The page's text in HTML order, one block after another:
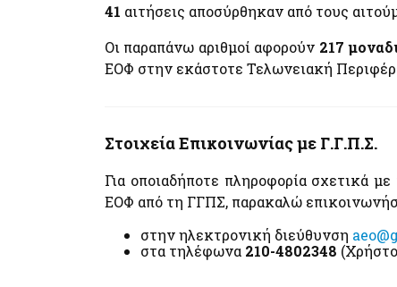
41 αιτήσεις αποσύρθηκαν από τους
Οι παραπάνω αριθμοί αφορούν 217
ΕΟΦ στην εκάστοτε Τελωνειακή
Στοιχεία Επικοινωνίας με Γ.Γ.Π.Σ.
Για οποιαδήποτε πληροφορία σχετικά
ΕΟΦ από τη ΓΓΠΣ, παρακαλώ
στην ηλεκτρονική διεύθυνση
στα τηλέφωνα 210-4802348